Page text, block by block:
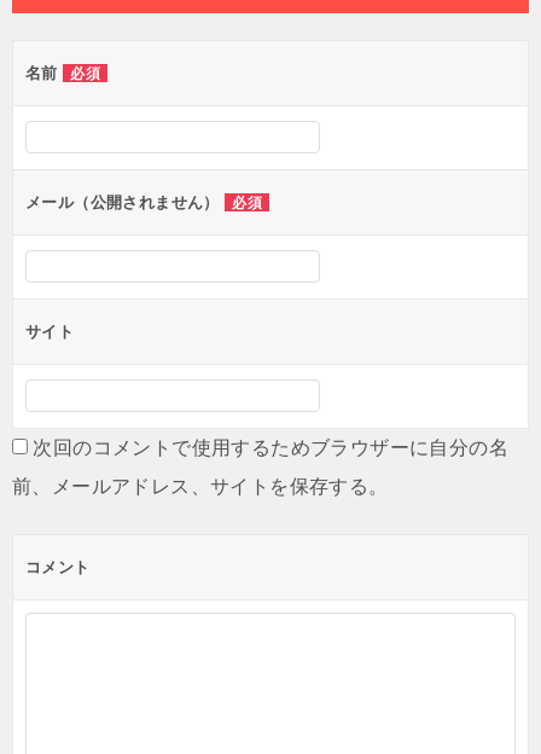
名前 必須
メール（公開されません） 必須
サイト
次回のコメントで使用するためブラウザーに自分の名
前、メールアドレス、サイトを保存する。
コメント